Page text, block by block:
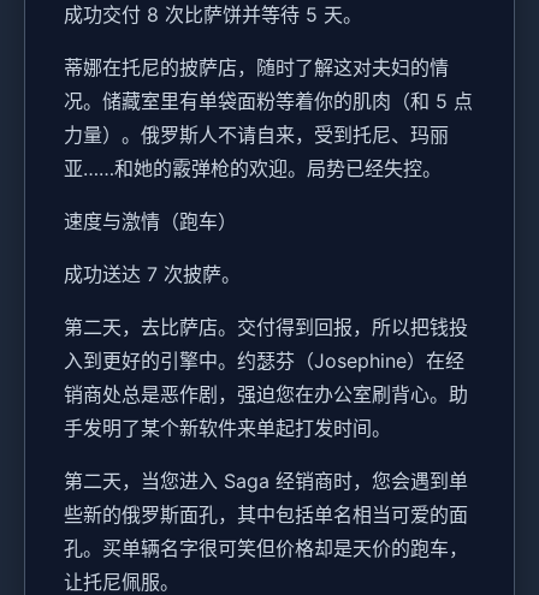
成功交付 8 次比萨饼并等待 5 天。
蒂娜在托尼的披萨店，随时了解这对夫妇的情
况。储藏室里有单袋面粉等着你的肌肉（和 5 点
力量）。俄罗斯人不请自来，受到托尼、玛丽
亚……和她的霰弹枪的欢迎。局势已经失控。
速度与激情（跑车）
成功送达 7 次披萨。
第二天，去比萨店。交付得到回报，所以把钱投
入到更好的引擎中。约瑟芬（Josephine）在经
销商处总是恶作剧，强迫您在办公室刷背心。助
手发明了某个新软件来单起打发时间。
第二天，当您进入 Saga 经销商时，您会遇到单
些新的俄罗斯面孔，其中包括单名相当可爱的面
孔。买单辆名字很可笑但价格却是天价的跑车，
让托尼佩服。